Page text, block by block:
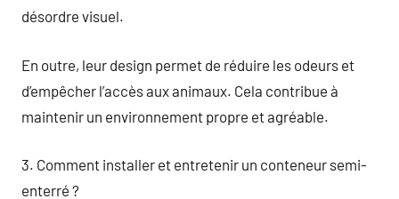
désordre visuel.
En outre, leur design permet de réduire les odeurs et
d’empêcher l’accès aux animaux. Cela contribue à
maintenir un environnement propre et agréable.
3. Comment installer et entretenir un conteneur semi-
enterré ?